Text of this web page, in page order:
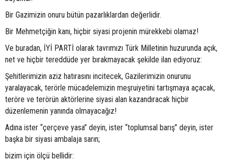
Bir Gazimizin onuru bütün pazarlıklardan değerlidir.
Bir Mehmetçiğin kanı, hiçbir siyasi projenin mürekkebi olamaz!
Ve buradan, İYİ PARTİ olarak tavrımızı Türk Milletinin huzurunda açık,
net ve hiçbir tereddüde yer bırakmayacak şekilde ilan ediyoruz:
Şehitlerimizin aziz hatırasını incitecek, Gazilerimizin onurunu
yaralayacak, terörle mücadelemizin meşruiyetini tartışmaya açacak,
teröre ve terörün aktörlerine siyasi alan kazandıracak hiçbir
düzenlemenin yanında olmayacağız!
Adına ister “çerçeve yasa” deyin, ister “toplumsal barış” deyin, ister
başka bir siyasi ambalaja sarın;
bizim için ölçü bellidir: